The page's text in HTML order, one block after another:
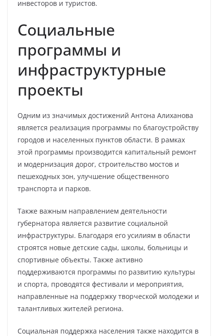
инвесторов и туристов.
Социальные
программы и
инфраструктурные
проекты
Одним из значимых достижений Антона Алиханова
является реализация программы по благоустройству
городов и населенных пунктов области. В рамках
этой программы производится капитальный ремонт
и модернизация дорог, строительство мостов и
пешеходных зон, улучшение общественного
транспорта и парков.
Также важным направлением деятельности
губернатора является развитие социальной
инфраструктуры. Благодаря его усилиям в области
строятся новые детские сады, школы, больницы и
спортивные объекты. Также активно
поддерживаются программы по развитию культуры
и спорта, проводятся фестивали и мероприятия,
направленные на поддержку творческой молодежи и
талантливых жителей региона.
Социальная поддержка населения также находится в